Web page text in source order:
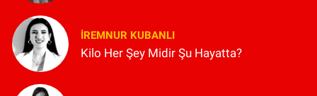
İREMNUR KUBANLI
Kilo Her Şey Midir Şu Hayatta?